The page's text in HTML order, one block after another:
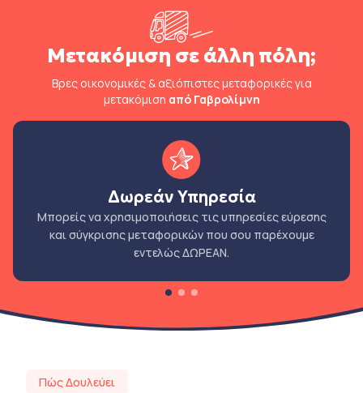
Μετακόμιση σε άλλη πόλη;
Βρες οικονομικές & αξιόπιστες μεταφορικές για
μετακόμιση από Γαβρολίμνη
Δωρεάν Υπηρεσία
Μπορείς να χρησιμοποιήσεις τις υπηρεσίες εύρεσης
και σύγκρισης μεταφορικών που σου παρέχουμε
εντελώς ΔΩΡΕΑΝ.
Πώς Δουλεύει